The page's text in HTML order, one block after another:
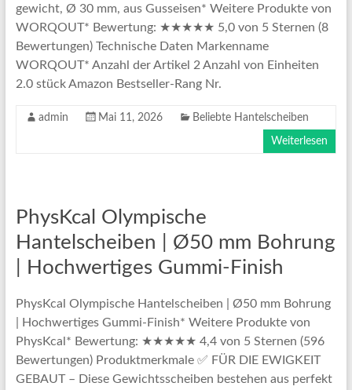
gewicht, Ø 30 mm, aus Gusseisen* Weitere Produkte von
WORQOUT* Bewertung: ★★★★★ 5,0 von 5 Sternen (8
Bewertungen) Technische Daten Markenname
WORQOUT* Anzahl der Artikel 2 Anzahl von Einheiten
2.0 stück Amazon Bestseller-Rang Nr.
admin Mai 11, 2026 Beliebte Hantelscheiben
Weiterlesen
PhysKcal Olympische
Hantelscheiben | Ø50 mm Bohrung
| Hochwertiges Gummi-Finish
PhysKcal Olympische Hantelscheiben | Ø50 mm Bohrung
| Hochwertiges Gummi-Finish* Weitere Produkte von
PhysKcal* Bewertung: ★★★★★ 4,4 von 5 Sternen (596
Bewertungen) Produktmerkmale ✅ FÜR DIE EWIGKEIT
GEBAUT – Diese Gewichtsscheiben bestehen aus perfekt